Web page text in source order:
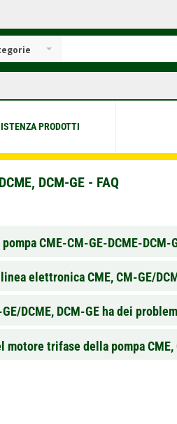
PRODOTTI
DCM-GE - FAQ
CME-CM-GE-DCME-DCM-
elettronica CME, CM-GE/
DCME, DCM-GE ha dei
trifase della pompa CME,